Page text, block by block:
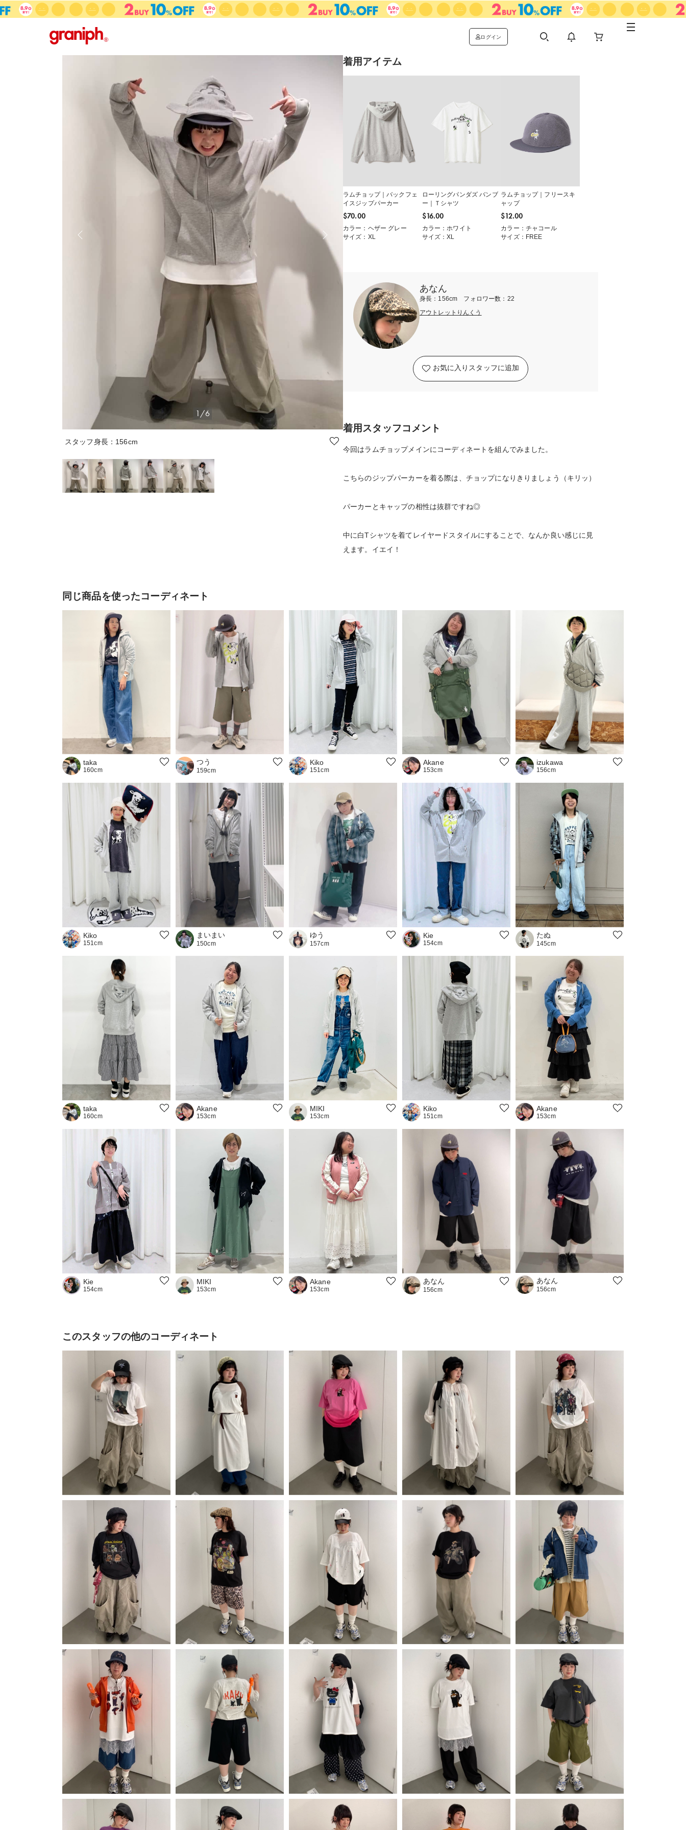
ログイン
1/6
スタッフ身長：156cm
着用アイテム
ラムチョップ｜バックフェ
イスジップパーカー
$‌70.00
カラー：ヘザー グレー
サイズ：XL
ローリングパンダズ バンブ
ー｜Ｔシャツ
$‌16.00
カラー：ホワイト
サイズ：XL
ラムチョップ｜フリースキ
ャップ
$‌12.00
カラー：チャコール
サイズ：FREE
あなん
身長：156cm フォロワー数：22
アウトレットりんくう
お気に入りスタッフに追加
着用スタッフコメント
今回はラムチョップメインにコーディネートを組んでみました。
こちらのジップパーカーを着る際は、チョップになりきりましょう（キリッ）
パーカーとキャップの相性は抜群ですね◎
中に白Tシャツを着てレイヤードスタイルにすることで、なんか良い感じに見
えます。イエイ！
同じ商品を使ったコーディネート
taka
160cm
つう
159cm
Kiko
151cm
Akane
153cm
izukawa
156cm
Kiko
151cm
まいまい
150cm
ゆう
157cm
Kie
154cm
たぬ
145cm
taka
160cm
Akane
153cm
MIKI
153cm
Kiko
151cm
Akane
153cm
Kie
154cm
MIKI
153cm
Akane
153cm
あなん
156cm
あなん
156cm
このスタッフの他のコーディネート